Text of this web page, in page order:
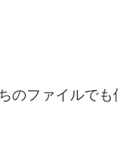
のファイルで